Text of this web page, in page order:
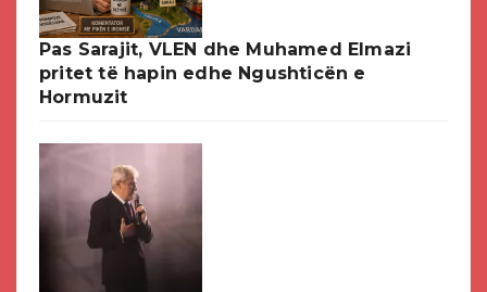
Pas Sarajit, VLEN dhe Muhamed Elmazi
pritet të hapin edhe Ngushticën e
Hormuzit